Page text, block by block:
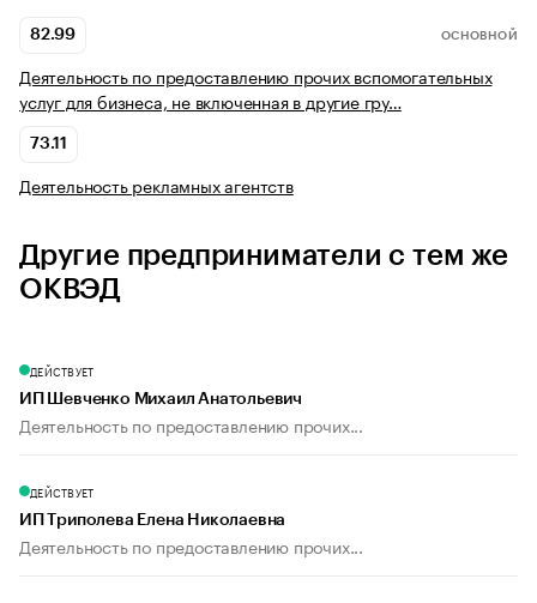
82.99 ОСНОВНОЙ
Деятельность по предоставлению прочих вспомогательных
услуг для бизнеса, не включенная в другие гру…
73.11
Деятельность рекламных агентств
Другие предприниматели с тем же
ОКВЭД
ДЕЙСТВУЕТ
ИП Шевченко Михаил Анатольевич
Деятельность по предоставлению прочих...
ДЕЙСТВУЕТ
ИП Триполева Елена Николаевна
Деятельность по предоставлению прочих...